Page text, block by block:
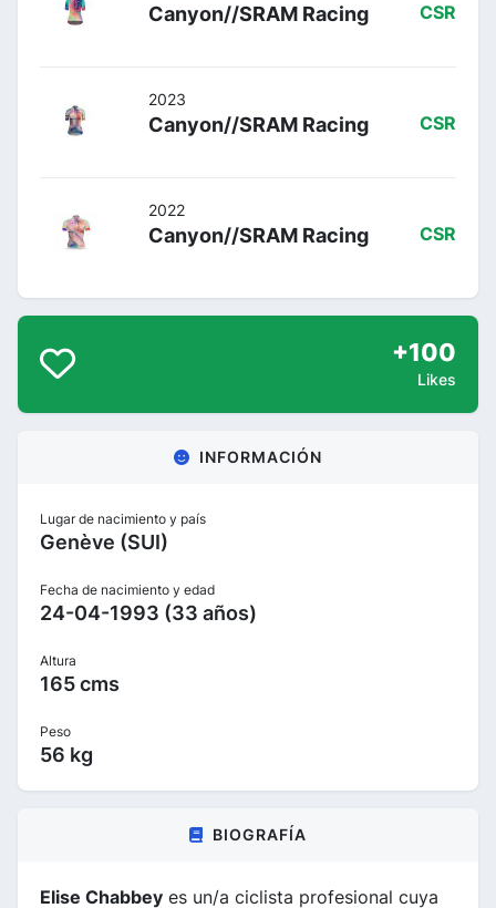
Canyon//SRAM Racing CSR
2023
Canyon//SRAM Racing CSR
2022
Canyon//SRAM Racing CSR
+100
Likes
INFORMACIÓN
Lugar de nacimiento y país
Genève (SUI)
Fecha de nacimiento y edad
24-04-1993 (33 años)
Altura
165 cms
Peso
56 kg
BIOGRAFÍA
Elise Chabbey es un/a ciclista profesional cuya